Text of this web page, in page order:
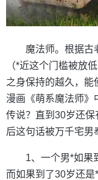
魔法师。根据古
（*近这个门槛被放
之身保持的越久，能
漫画《萌系魔法师》
传说？直到30岁还
后这句话被万千宅男
1、一个男*如果
而如果到了30岁还